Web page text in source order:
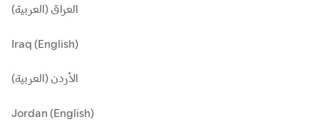
العراق (العربية)
Iraq (English)
الأردن (العربية)
Jordan (English)